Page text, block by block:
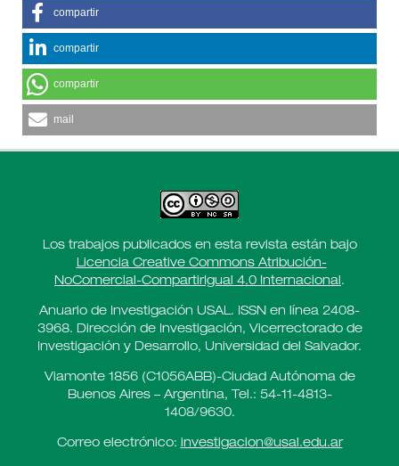
compartir
compartir
compartir
mail
Los trabajos publicados en esta revista están bajo
Licencia Creative Commons Atribución-
NoComercial-CompartirIgual 4.0 Internacional .
Anuario de Investigación USAL. ISSN en línea 2408-
3968. Dirección de Investigación, Vicerrectorado de
Investigación y Desarrollo, Universidad del Salvador.
Viamonte 1856 (C1056ABB)-Ciudad Autónoma de
Buenos Aires – Argentina, Tel.: 54-11-4813-
1408/9630.
Correo electrónico: investigacion@usal.edu.ar